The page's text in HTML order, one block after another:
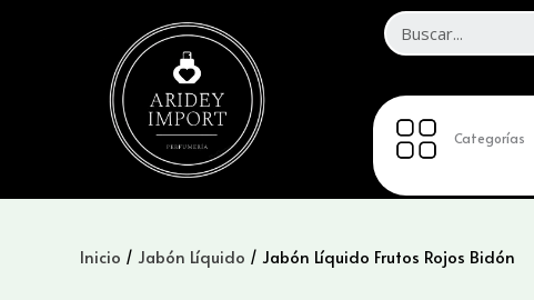
Categorías
Inicio / Jabón Líquido / Jabón Líquido Frutos Rojos Bidón